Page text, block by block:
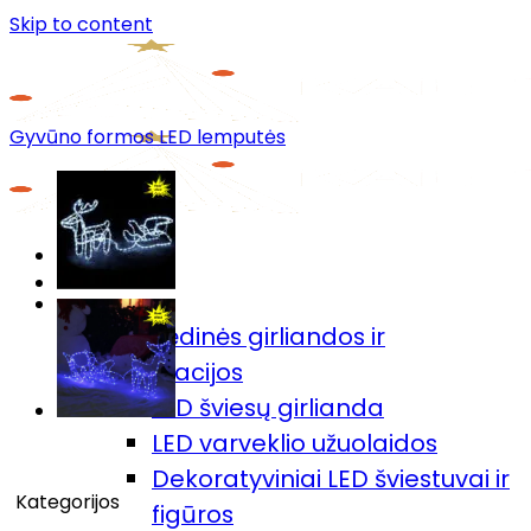
Skip to content
Menu
Prekių katalogas
🎄Kalėdinės girliandos ir
dekoracijos
LED šviesų girlianda
LED varveklio užuolaidos
Dekoratyviniai LED šviestuvai ir
figūros
Gyvūno formos LED lemputės
Kategorijos